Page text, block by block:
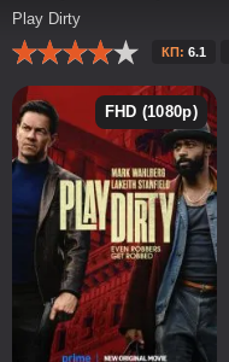
Play Dirty
КП: 6.1
FHD (1080p)